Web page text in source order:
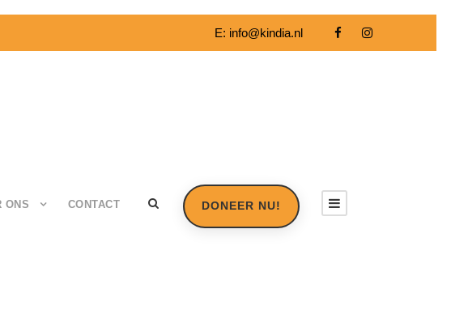
E: info@kindia.nl
ONS CONTACT DONEER NU!